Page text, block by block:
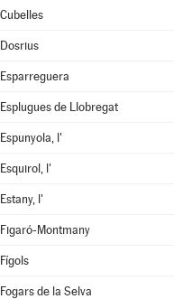
Cubelles
Dosrius
Esparreguera
Esplugues de Llobregat
Espunyola, l'
Esquirol, l'
Estany, l'
Figaró-Montmany
Fígols
Fogars de la Selva